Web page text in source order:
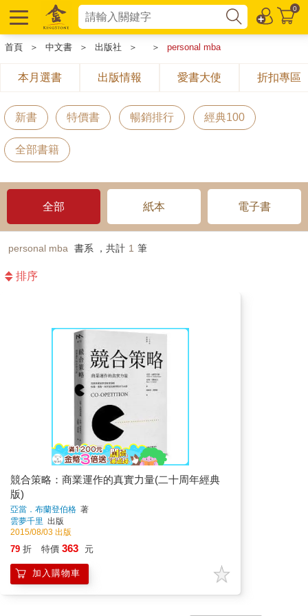
0
首頁 ＞ 中文書 ＞ 出版社 ＞ ＞ personal mba
本月選書 出版情報 愛書大使 折扣專區
新書 特價書 暢銷排行 經典100
全部書籍
全部 紙本 電子書
personal mba 書系 ，共計 1 筆
排序
競合策略：商業運作的真實力量(二十周年經典
版)
亞當．布蘭登伯格 著
雲夢千里 出版
2015/08/03 出版
79 折 特價 363 元
加入購物車